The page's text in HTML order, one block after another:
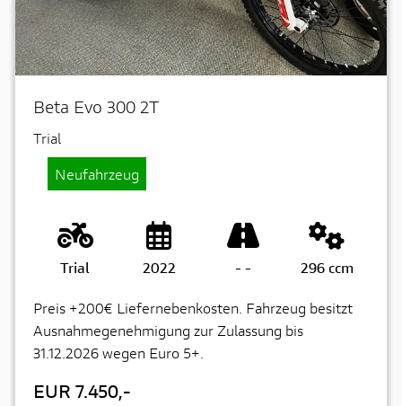
Beta Evo 300 2T
Trial
Neufahrzeug
Trial 2022 - - 296 ccm
Preis +200€ Liefernebenkosten. Fahrzeug besitzt
Ausnahmegenehmigung zur Zulassung bis
31.12.2026 wegen Euro 5+.
EUR 7.450,-